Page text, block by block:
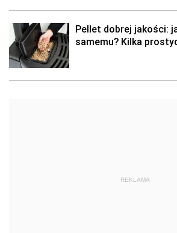
Pellet dobrej jakości:
samemu? Kilka
REKLAMA